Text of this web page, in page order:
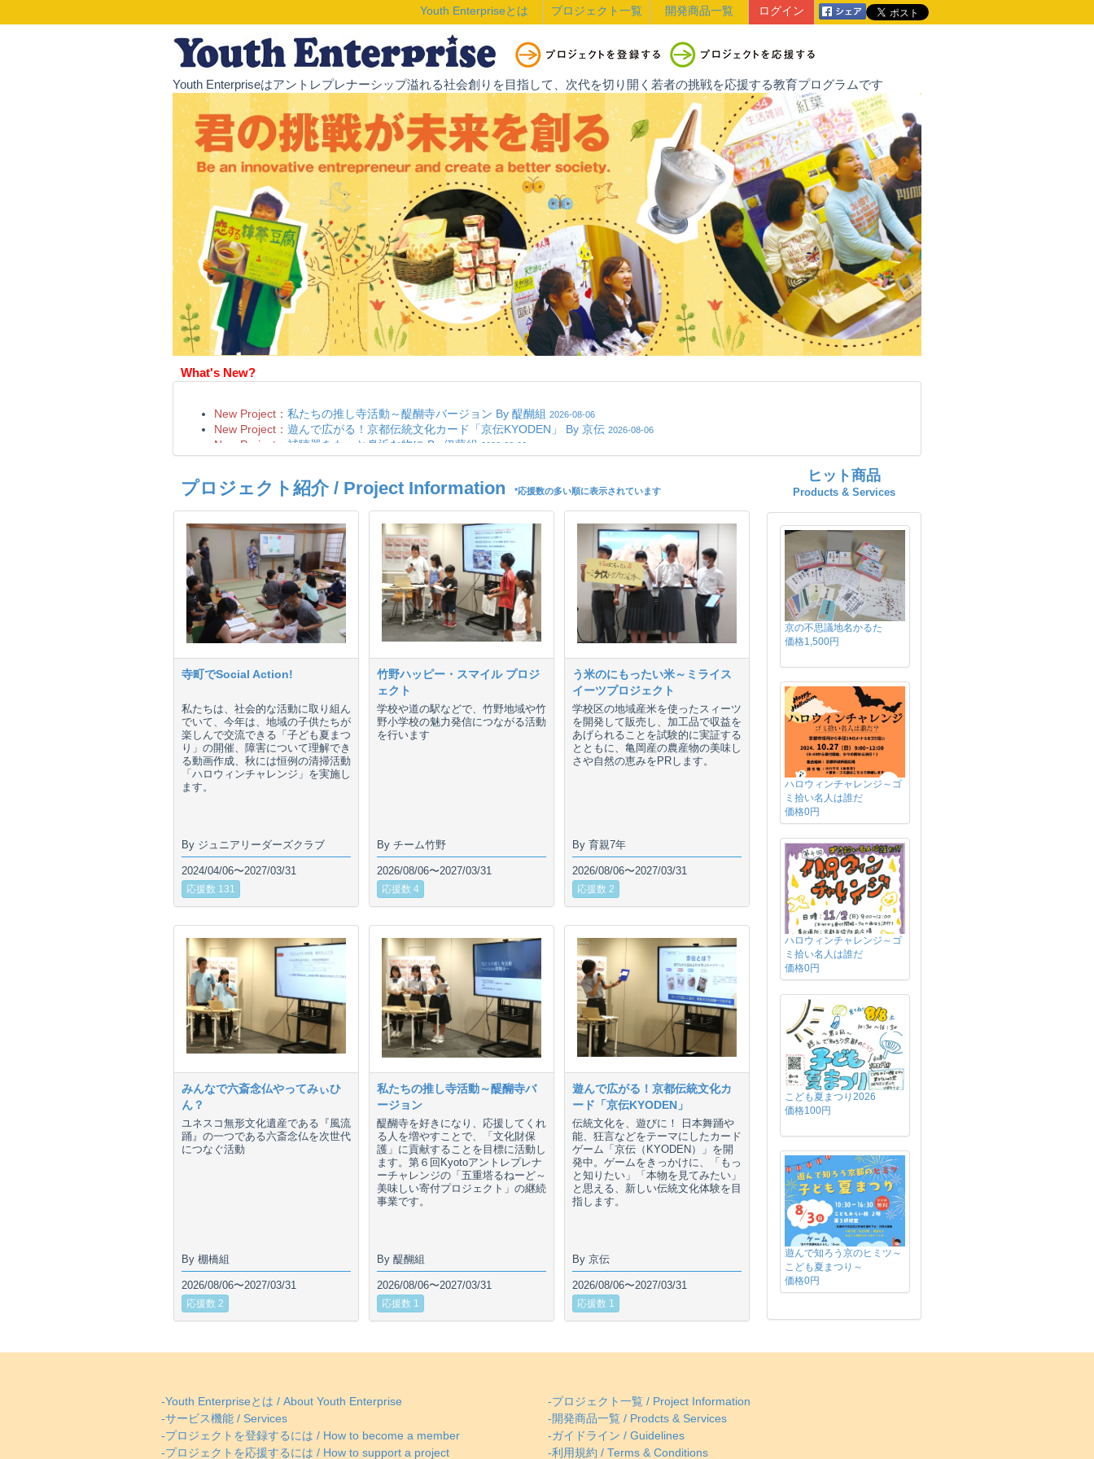
Youth Enterpriseとは プロジェクト一覧 開発商品一覧 ログイン
Youth Enterpriseはアントレプレナーシップ溢れる社会創りを目指して、次代を切り開く若者の挑戦を応援する教育プログラムです
What's New?
プロジェクト紹介 / Project Information *応援数の多い順に表示されています
寺町でSocial Action!
私たちは、社会的な活動に取り組ん
でいて、今年は、地域の子供たちが
楽しんで交流できる「子ども夏まつ
り」の開催、障害について理解でき
る動画作成、秋には恒例の清掃活動
「ハロウィンチャレンジ」を実施し
ます。
By ジュニアリーダーズクラブ
2024/04/06〜2027/03/31
応援数 131
竹野ハッピー・スマイル プロジ
ェクト
学校や道の駅などで、竹野地域や竹
野小学校の魅力発信につながる活動
を行います
By チーム竹野
2026/08/06〜2027/03/31
応援数 4
う米のにもったい米～ミライス
イーツプロジェクト
学校区の地域産米を使ったスィーツ
を開発して販売し、加工品で収益を
あげられることを試験的に実証する
とともに、亀岡産の農産物の美味し
さや自然の恵みをPRします。
By 育親7年
2026/08/06〜2027/03/31
応援数 2
みんなで六斎念仏やってみぃひ
ん？
ユネスコ無形文化遺産である『風流
踊』の一つである六斎念仏を次世代
につなぐ活動
By 棚橋組
2026/08/06〜2027/03/31
応援数 2
私たちの推し寺活動～醍醐寺バ
ージョン
醍醐寺を好きになり、応援してくれ
る人を増やすことで、「文化財保
護」に貢献することを目標に活動し
ます。第６回Kyotoアントレプレナ
ーチャレンジの「五重塔るねーど～
美味しい寄付プロジェクト」の継続
事業です。
By 醍醐組
2026/08/06〜2027/03/31
応援数 1
遊んで広がる！京都伝統文化カ
ード「京伝KYODEN」
伝統文化を、遊びに！ 日本舞踊や
能、狂言などをテーマにしたカード
ゲーム「京伝（KYODEN）」を開
発中。ゲームをきっかけに、「もっ
と知りたい」「本物を見てみたい」
と思える、新しい伝統文化体験を目
指します。
By 京伝
2026/08/06〜2027/03/31
応援数 1
ヒット商品
Products & Services
京の不思議地名かるた
価格1,500円
ハロウィンチャレンジ～ゴ
ミ拾い名人は誰だ
価格0円
ハロウィンチャレンジ～ゴ
ミ拾い名人は誰だ
価格0円
こども夏まつり2026
価格100円
遊んで知ろう京のヒミツ～
こども夏まつり～
価格0円
-Youth Enterpriseとは / About Youth Enterprise
-プロジェクト一覧 / Project Information
-サービス機能 / Services
-開発商品一覧 / Prodcts & Services
-プロジェクトを登録するには / How to become a member
-ガイドライン / Guidelines
-プロジェクトを応援するには / How to support a project
-利用規約 / Terms & Conditions